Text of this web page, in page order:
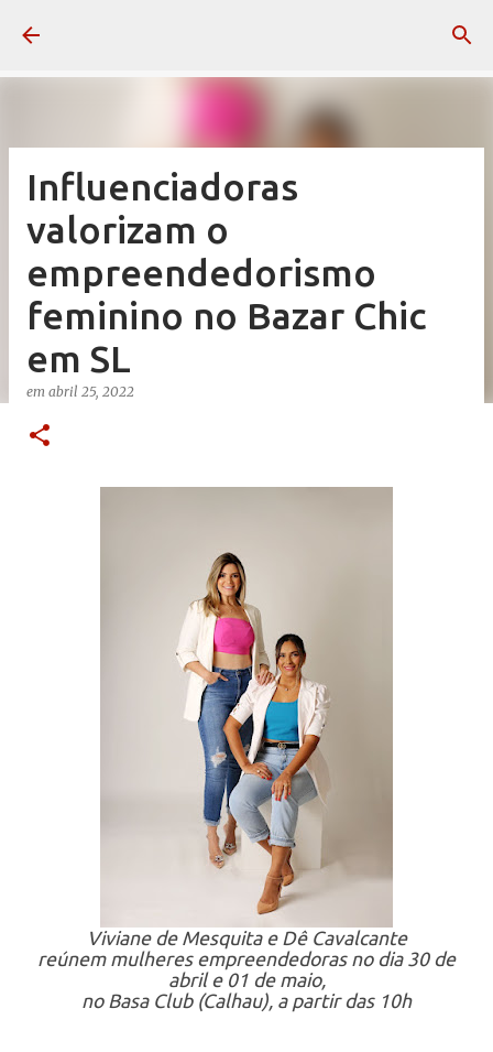
Influenciadoras
valorizam o
empreendedorismo
feminino no Bazar Chic
em SL
em abril 25, 2022
Viviane de Mesquita e Dê Cavalcante
reúnem mulheres empreendedoras no dia 30 de
abril e 01 de maio,
no Basa Club (Calhau), a partir das 10h